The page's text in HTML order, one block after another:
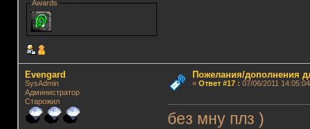
Awards
Evengard
SysAdmin
Администратор
Старожил
Пожелания/дополнения
« Ответ #17: 07/06/2011
без мну плз )